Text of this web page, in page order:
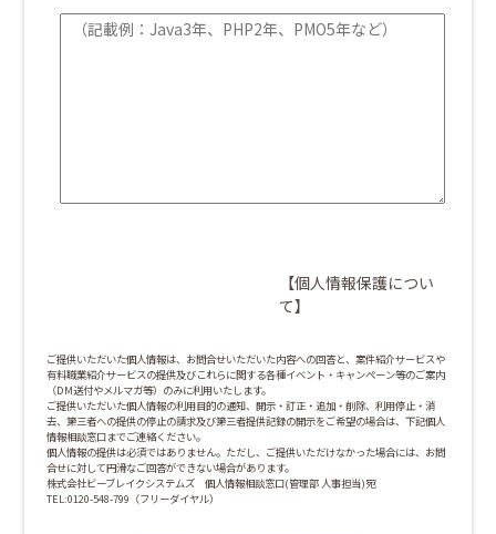
【個人情報保護につい
て】
ご提供いただいた個人情報は、お問合せいただいた内容への回答と、案件紹介サービスや
有料職業紹介サービスの提供及びこれらに関する各種イベント・キャンペーン等のご案内
（DM送付やメルマガ等）のみに利用いたします。
ご提供いただいた個人情報の利用目的の通知、開示・訂正・追加・削除、利用停止・消
去、第三者への提供の停止の請求及び第三者提供記録の開示をご希望の場合は、下記個人
情報相談窓口までご連絡ください。
個人情報の提供は必須ではありません。ただし、ご提供いただけなかった場合には、お問
合せに対して円滑なご回答ができない場合があります。
株式会社ビーブレイクシステムズ 個人情報相談窓口(管理部 人事担当)宛
TEL:0120-548-799（フリーダイヤル）